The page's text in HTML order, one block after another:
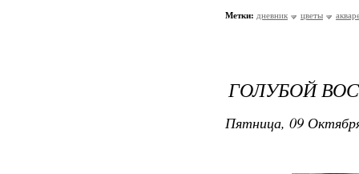
Метки: дневник цветы
ГОЛУБОЙ
Пятница, 09